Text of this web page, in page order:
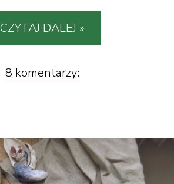
CZYTAJ DALEJ »
8 komentarzy: